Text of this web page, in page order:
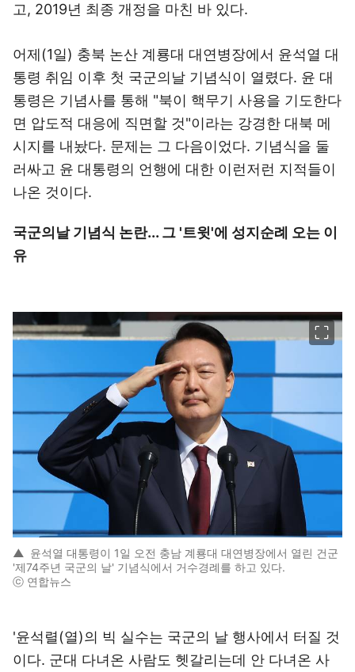
고, 2019년 최종 개정을 마친 바 있다.
어제(1일) 충북 논산 계룡대 대연병장에서 윤석열 대
통령 취임 이후 첫 국군의날 기념식이 열렸다. 윤 대
통령은 기념사를 통해 "북이 핵무기 사용을 기도한다
면 압도적 대응에 직면할 것"이라는 강경한 대북 메
시지를 내놨다. 문제는 그 다음이었다. 기념식을 둘
러싸고 윤 대통령의 언행에 대한 이런저런 지적들이
나온 것이다.
국군의날 기념식 논란... 그 '트윗'에 성지순례 오는 이
유
▲ 윤석열 대통령이 1일 오전 충남 계룡대 대연병장에서 열린 건군
'제74주년 국군의 날' 기념식에서 거수경례를 하고 있다.
ⓒ 연합뉴스
'윤석렬(열)의 빅 실수는 국군의 날 행사에서 터질 것
이다. 군대 다녀온 사람도 헷갈리는데 안 다녀온 사